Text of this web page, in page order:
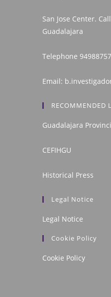
San Jose Center.
Guadalajara
Telephone
Email:
RECOMMENDED
Guadalajara
CEFIHGU
Historical Press
Legal Notice
Legal Notice
Cookie Policy
Cookie Policy